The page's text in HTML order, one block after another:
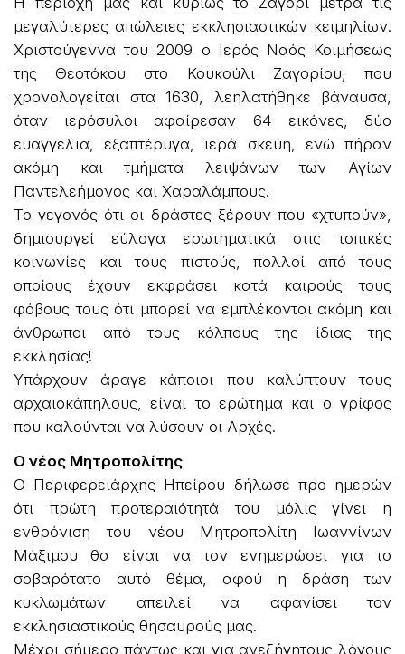
μεγαλύτερες απώλειες εκκλησιαστικών κειμηλίων.
Χριστούγεννα του 2009 ο Ιερός Ναός Κοιμήσεως
της Θεοτόκου στο Κουκούλι Ζαγορίου, που
χρονολογείται στα 1630, λεηλατήθηκε βάναυσα,
όταν ιερόσυλοι αφαίρεσαν 64 εικόνες, δύο
ευαγγέλια, εξαπτέρυγα, ιερά σκεύη, ενώ πήραν
ακόμη και τμήματα λειψάνων των Αγίων
Παντελεήμονος και Χαραλάμπους.
Το γεγονός ότι οι δράστες ξέρουν που «χτυπούν»,
δημιουργεί εύλογα ερωτηματικά στις τοπικές
κοινωνίες και τους πιστούς, πολλοί από τους
οποίους έχουν εκφράσει κατά καιρούς τους
φόβους τους ότι μπορεί να εμπλέκονται ακόμη και
άνθρωποι από τους κόλπους της ίδιας της
εκκλησίας!
Υπάρχουν άραγε κάποιοι που καλύπτουν τους
αρχαιοκάπηλους, είναι το ερώτημα και ο γρίφος
που καλούνται να λύσουν οι Αρχές.
Ο νέος Μητροπολίτης
Ο Περιφερειάρχης Ηπείρου δήλωσε προ ημερών
ότι πρώτη προτεραιότητά του μόλις γίνει η
ενθρόνιση του νέου Μητροπολίτη Ιωαννίνων
Μάξιμου θα είναι να τον ενημερώσει για το
σοβαρότατο αυτό θέμα, αφού η δράση των
κυκλωμάτων απειλεί να αφανίσει τον
εκκλησιαστικούς θησαυρούς μας.
Μέχρι σήμερα πάντως και για ανεξήγητους λόγους